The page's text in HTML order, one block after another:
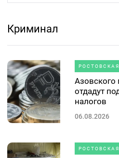
Криминал
Азовского
отдадут
налогов
06.08.2026